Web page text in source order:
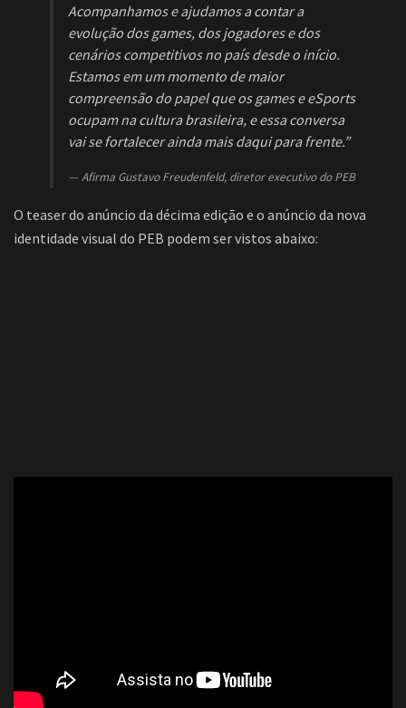
Acompanhamos e ajudamos a contar a
evolução dos games, dos jogadores e dos
cenários competitivos no país desde o início.
Estamos em um momento de maior
compreensão do papel que os games e eSports
ocupam na cultura brasileira, e essa conversa
vai se fortalecer ainda mais daqui para frente.”
Afirma Gustavo Freudenfeld, diretor executivo do PEB
O teaser do anúncio da décima edição e o anúncio da nova
identidade visual do PEB podem ser vistos abaixo: